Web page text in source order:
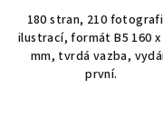
180 stran, 210
ilustrací, formát B5 160 x
mm, tvrdá vazba,
první.